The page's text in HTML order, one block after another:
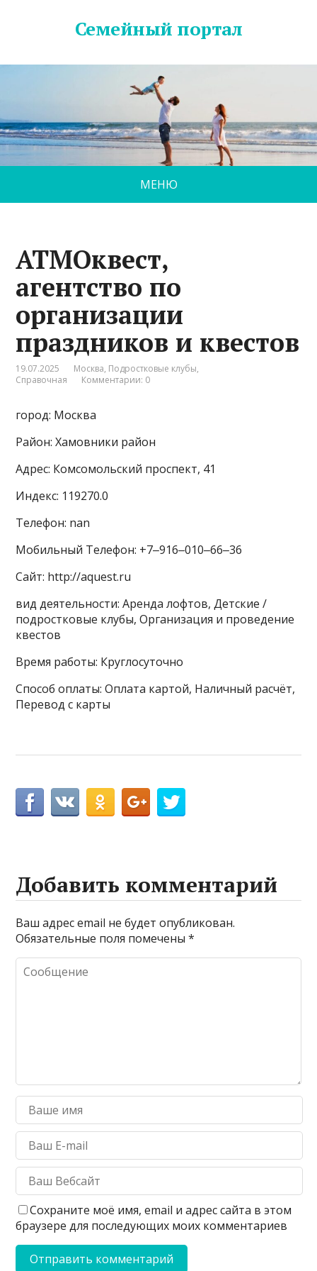
Семейный портал
МЕНЮ
АТМОквест,
агентство по
организации
праздников и квестов
19.07.2025 Москва, Подростковые клубы,
Справочная
Комментарии: 0
город: Москва
Район: Хамовники район
Адрес: Комсомольский проспект, 41
Индекс: 119270.0
Телефон: nan
Мобильный Телефон: +7‒916‒010‒66‒36
Сайт: http://aquest.ru
вид деятельности: Аренда лофтов, Детские /
подростковые клубы, Организация и проведение
квестов
Время работы: Круглосуточно
Способ оплаты: Оплата картой, Наличный расчёт,
Перевод с карты
Добавить комментарий
Ваш адрес email не будет опубликован.
Обязательные поля помечены*
Сохраните моё имя, email и адрес сайта в этом
браузере для последующих моих комментариев